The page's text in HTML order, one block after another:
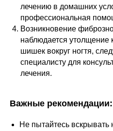
лечению в домашних
профессиональная
Возникновение
наблюдается утолщение
шишек вокруг ногтя,
специалисту для
лечения.
Важные рекомендации:
Не пытайтесь вскрывать